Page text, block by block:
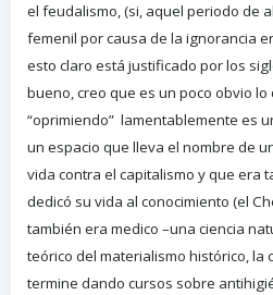
el feudalismo, (si, aquel periodo de
femenil por causa de la ignorancia
esto claro está justificado por los
bueno, creo que es un poco obvio lo
“oprimiendo” lamentablemente es
un espacio que lleva el nombre de
vida contra el capitalismo y que era
dedicó su vida al conocimiento (el
también era medico –una ciencia
teórico del materialismo histórico, la
termine dando cursos sobre